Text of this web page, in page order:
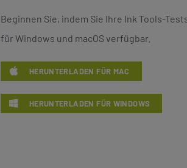
Beginnen Sie, indem Sie Ihre Ink Tools-
für Windows und macOS verfügbar.
HERUNTERLADEN FÜR MAC
HERUNTERLADEN FÜR WINDOWS